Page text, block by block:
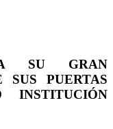
SU GRAN
PUERTAS